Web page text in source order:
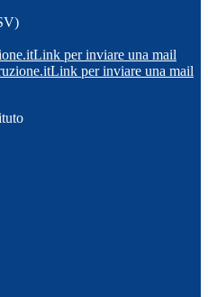
Link per inviare una mail
Link per inviare una mail